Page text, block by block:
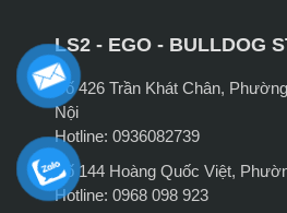
LS2 - EGO - BULLDOG
Số 426 Trần Khát Chân,
Nội
Hotline: 0936082739
Số 144 Hoàng Quốc Việt,
Hotline: 0968 098 923